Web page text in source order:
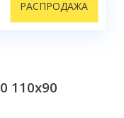
РАСПРОДАЖА
110x90